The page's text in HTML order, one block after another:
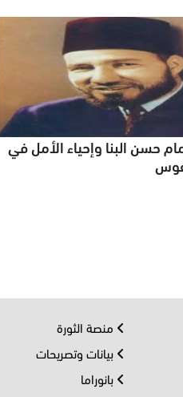
حسن البنا وإحياء الأمل في
منصة الثورة
بيانات وتصريحات
بانوراما